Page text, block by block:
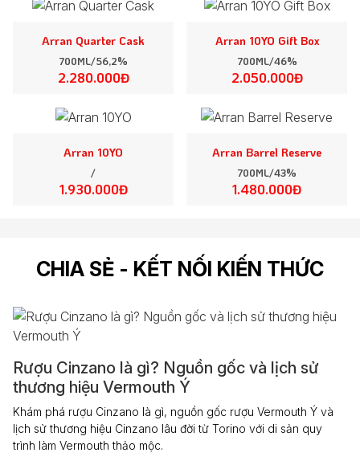
Arran Quarter Cask
700ML/56,2%
2.280.000Đ
Arran 10YO Gift Box
700ML/46%
2.050.000Đ
Arran 10YO
/
1.930.000Đ
Arran Barrel Reserve
700ML/43%
1.480.000Đ
CHIA SẺ - KẾT NỐI KIẾN THỨC
Rượu Cinzano là gì? Nguồn gốc và lịch sử
thương hiệu Vermouth Ý
Khám phá rượu Cinzano là gì, nguồn gốc rượu Vermouth Ý và
lịch sử thương hiệu Cinzano lâu đời từ Torino với di sản quy
trình làm Vermouth thảo mộc.